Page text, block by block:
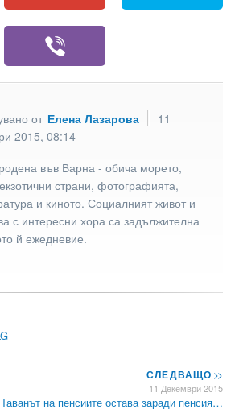
от Елена Лазарова
11
2015, 08:14
във Варна - обича морето,
страни, фотографията,
и киното. Социалният живот и
с интересни хора са задължителна
й ежедневие.
СЛЕДВАЩО>>
11 Декември 2015
Таванът на пенсиите остава заради пенсия…